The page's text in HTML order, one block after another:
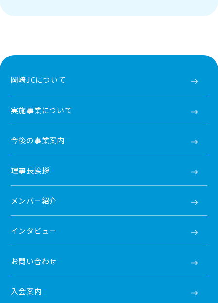
岡崎JCについて
実施事業について
今後の事業案内
理事長挨拶
メンバー紹介
インタビュー
お問い合わせ
入会案内